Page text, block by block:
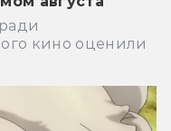
кино оценили